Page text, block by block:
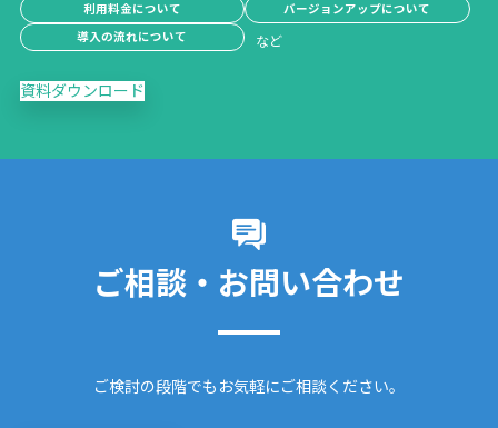
利用料金について
バージョンアップについて
導入の流れについて
資料ダウンロード
ご相談・お問い合わせ
ご検討の段階でもお気軽にご相談ください。